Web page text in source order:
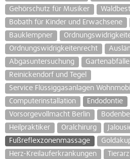
Gehörschutz für Musiker
Bobath für Kinder und Erwachsene
Bauklempner
Ordnungswidrigkeitenrecht
Abgasuntersuchung
Reinickendorf und Tegel
Service Flüssiggasanlagen
Computerinstallation
Endodontie
Vorsorgevollmacht Berlin
Heilpraktiker
Oralchirurg
Fußreflexzonenmassage
Herz-Kreilauferkrankungen